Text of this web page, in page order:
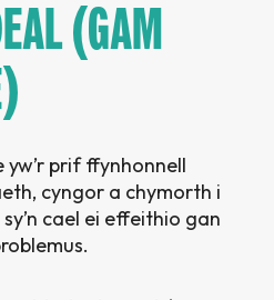
(GAM
yw’r prif ffynhonnell
cyngor a chymorth i
cael ei effeithio gan